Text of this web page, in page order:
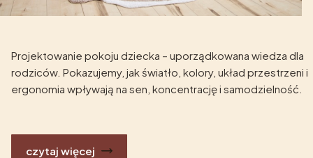
Projektowanie pokoju dziecka – uporządkowana wiedza dla
rodziców. Pokazujemy, jak światło, kolory, układ przestrzeni i
ergonomia wpływają na sen, koncentrację i samodzielność.
czytaj więcej